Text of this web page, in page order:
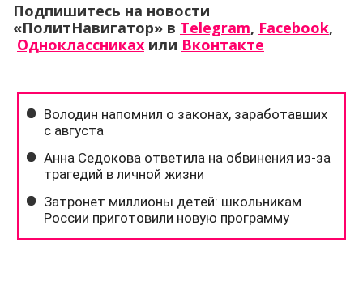
Подпишитесь на новости
«ПолитНавигатор» в Telegram, Facebook,
Одноклассниках или Вконтакте